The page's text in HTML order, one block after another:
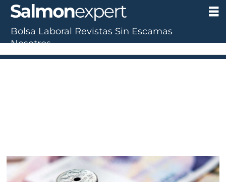
Bolsa Laboral Revistas Sin Escamas
Nosotros